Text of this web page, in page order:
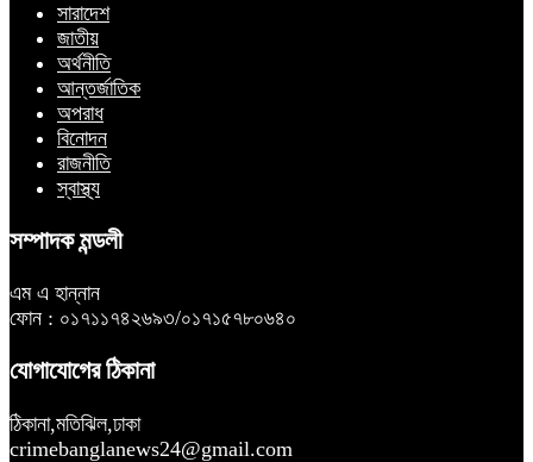
সারাদেশ
জাতীয়
অর্থনীতি
আন্তর্জাতিক
অপরাধ
বিনোদন
রাজনীতি
স্বাস্থ্য
সম্পাদক মন্ডলী
এম এ হান্নান
ফোন : ০১৭১১৭৪২৬৯৩/০১৭১৫৭৮০৬৪০
যোগাযোগের ঠিকানা
ঠিকানা,মতিঝিল,ঢাকা
crimebanglanews24@gmail.com